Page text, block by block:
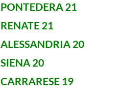
PONTEDERA 21
RENATE 21
ALESSANDRIA 20
SIENA 20
CARRARESE 19